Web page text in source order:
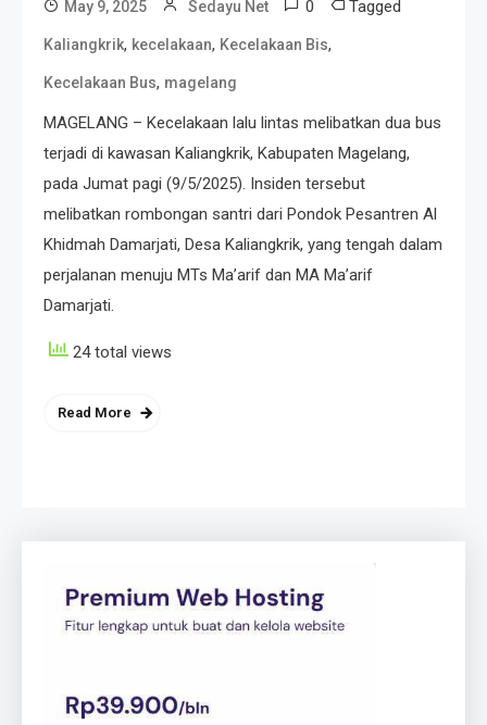
May 9, 2025 Sedayu Net 0 Tagged
Kaliangkrik, kecelakaan, Kecelakaan Bis,
Kecelakaan Bus, magelang
MAGELANG – Kecelakaan lalu lintas melibatkan dua bus
terjadi di kawasan Kaliangkrik, Kabupaten Magelang,
pada Jumat pagi (9/5/2025). Insiden tersebut
melibatkan rombongan santri dari Pondok Pesantren Al
Khidmah Damarjati, Desa Kaliangkrik, yang tengah dalam
perjalanan menuju MTs Ma’arif dan MA Ma’arif
Damarjati.
24 total views
Read More